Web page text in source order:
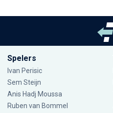
Spelers
Ivan Perisic
Sem Steijn
Anis Hadj Moussa
Ruben van Bommel